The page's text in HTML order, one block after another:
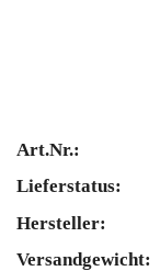
Art.Nr.:
Lieferstatus:
Hersteller:
Versandgewicht: